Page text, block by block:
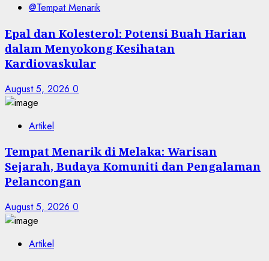
@Tempat Menarik
Epal dan Kolesterol: Potensi Buah Harian
dalam Menyokong Kesihatan
Kardiovaskular
August 5, 2026 0
Artikel
Tempat Menarik di Melaka: Warisan
Sejarah, Budaya Komuniti dan Pengalaman
Pelancongan
August 5, 2026 0
Artikel